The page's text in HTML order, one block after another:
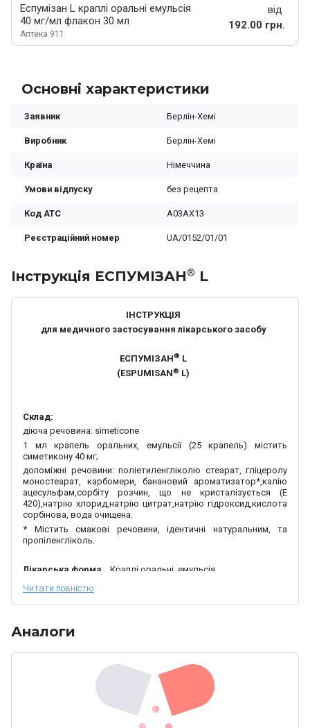
Еспумізан L краплі оральні емульсія
40 мг/мл флакон 30 мл
Аптека 911
від
192.00 грн.
Основні характеристики
Заявник Берлін-Хемі
Виробник Берлін-Хемі
Країна Німеччина
Умови відпуску без рецепта
Код ATC A03AX13
Реєстраційний номер UA/0152/01/01
Iнструкція ЕСПУМІЗАН® L
ІНСТРУКЦІЯ
для медичного застосування лікарського засобу
ЕСПУМІЗАН® L
(ESPUMISAN® L)
Склад:
діюча речовина: simeticone
1 мл крапель оральних, емульсії(25 крапель) містить
симетикону 40 мг;
допоміжні речовини:поліетиленгліколю стеарат, гліцеролу
моностеарат, карбомери, банановий ароматизатор*,калію
ацесульфам,сорбіту розчин, що не кристалізується (Е
420),натрію хлорид,натрію цитрат,натрію гідроксид,кислота
сорбінова, вода очищена.
* Містить смакові речовини, ідентичні натуральним, та
пропіленгліколь.
Лікарська форма. Краплі оральні, емульсія
Основні фізико-хімічні властивості.
молочно-білого кольору.
при функціональних розладах шлунково-кишкового тракту.
Фармакологічні властивості.
діючу речовину симетикон –
Аналоги